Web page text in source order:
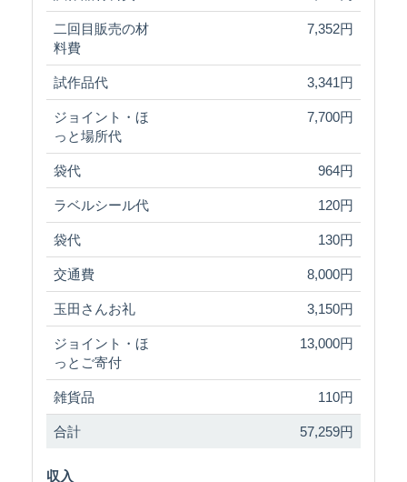
二回目販売の材
料費
7,352円
試作品代 3,341円
ジョイント・ほ
っと場所代
7,700円
袋代 964円
ラベルシール代 120円
袋代 130円
交通費 8,000円
玉田さんお礼 3,150円
ジョイント・ほ
っとご寄付
13,000円
雑貨品 110円
合計 57,259円
収入